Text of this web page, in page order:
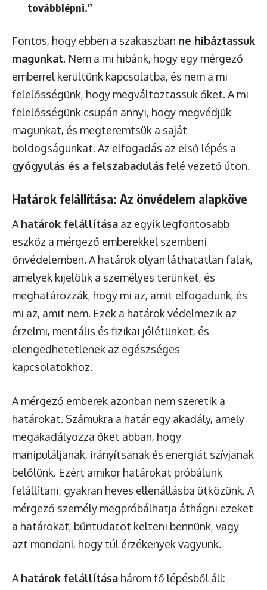
továbblépni.”
Fontos, hogy ebben a szakaszban ne hibáztassuk
magunkat. Nem a mi hibánk, hogy egy mérgező
emberrel kerültünk kapcsolatba, és nem a mi
felelősségünk, hogy megváltoztassuk őket. A mi
felelősségünk csupán annyi, hogy megvédjük
magunkat, és megteremtsük a saját
boldogságunkat. Az elfogadás az első lépés a
gyógyulás és a felszabadulásfelé vezető úton.
Határok felállítása: Az önvédelem alapköve
A határok felállítása az egyik legfontosabb
eszköz a mérgező emberekkel szembeni
önvédelemben. A határok olyan láthatatlan falak,
amelyek kijelölik a személyes terünket, és
meghatározzák, hogy mi az, amit elfogadunk, és
mi az, amit nem. Ezek a határok védelmezik az
érzelmi, mentális és fizikai jólétünket, és
elengedhetetlenek az egészséges
kapcsolatokhoz.
A mérgező emberek azonban nem szeretik a
határokat. Számukra a határ egy akadály, amely
megakadályozza őket abban, hogy
manipuláljanak, irányítsanak és energiát szívjanak
belőlünk. Ezért amikor határokat próbálunk
felállítani, gyakran heves ellenállásba ütközünk. A
mérgező személy megpróbálhatja áthágni ezeket
a határokat, bűntudatot kelteni bennünk, vagy
azt mondani, hogy túl érzékenyek vagyunk.
A határok felállítása három fő lépésből áll: